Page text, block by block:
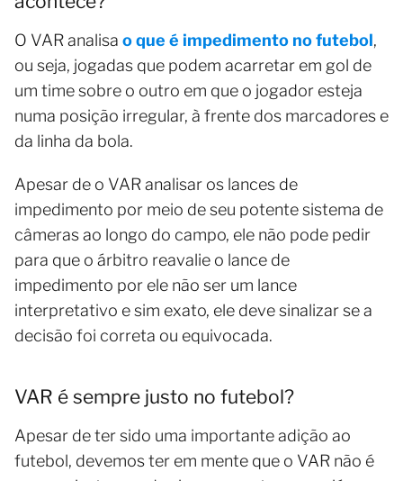
O VAR analisa o que é impedimento no futebol,
ou seja, jogadas que podem acarretar em gol de
um time sobre o outro em que o jogador esteja
numa posição irregular, à frente dos marcadores e
da linha da bola.
Apesar de o VAR analisar os lances de
impedimento por meio de seu potente sistema de
câmeras ao longo do campo, ele não pode pedir
para que o árbitro reavalie o lance de
impedimento por ele não ser um lance
interpretativo e sim exato, ele deve sinalizar se a
decisão foi correta ou equivocada.
VAR é sempre justo no futebol?
Apesar de ter sido uma importante adição ao
futebol, devemos ter em mente que o VAR não é